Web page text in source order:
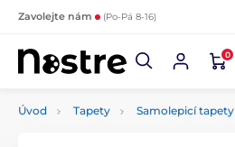
Zavolejte nám (Po-Pá 8-16)
0
Úvod Tapety Samolepicí tapety